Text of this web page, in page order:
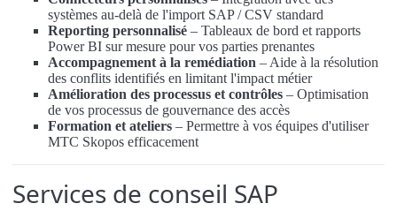
systèmes au-delà de l'import SAP / CSV standard
Reporting personnalisé– Tableaux de bord et rapports
Power BI sur mesure pour vos parties prenantes
Accompagnement à la remédiation – Aide à la résolution
des conflits identifiés en limitant l'impact métier
Amélioration des processus et contrôles– Optimisation
de vos processus de gouvernance des accès
Formation et ateliers– Permettre à vos équipes d'utiliser
MTC Skopos efficacement
Services de conseil SAP